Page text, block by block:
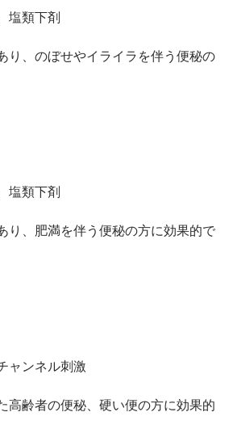
塩類下剤
り、のぼせやイライラを伴う便秘の
塩類下剤
り、肥満を伴う便秘の方に効果的で
ャンネル刺激
高齢者の便秘、硬い便の方に効果的